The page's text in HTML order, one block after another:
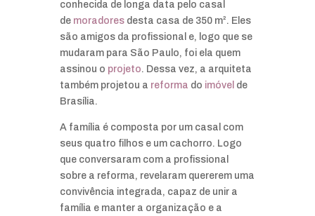
conhecida de longa data pelo casal
de moradoresdesta casa de 350 m². Eles
são amigos da profissional e, logo que se
mudaram para São Paulo, foi ela quem
assinou o projeto. Dessa vez, a arquiteta
também projetou a reforma do imóvel de
Brasília.
A família é composta por um casal com
seus quatro filhos e um cachorro. Logo
que conversaram com a profissional
sobre a reforma, revelaram quererem uma
convivência integrada, capaz de unir a
família e manter a organização e a